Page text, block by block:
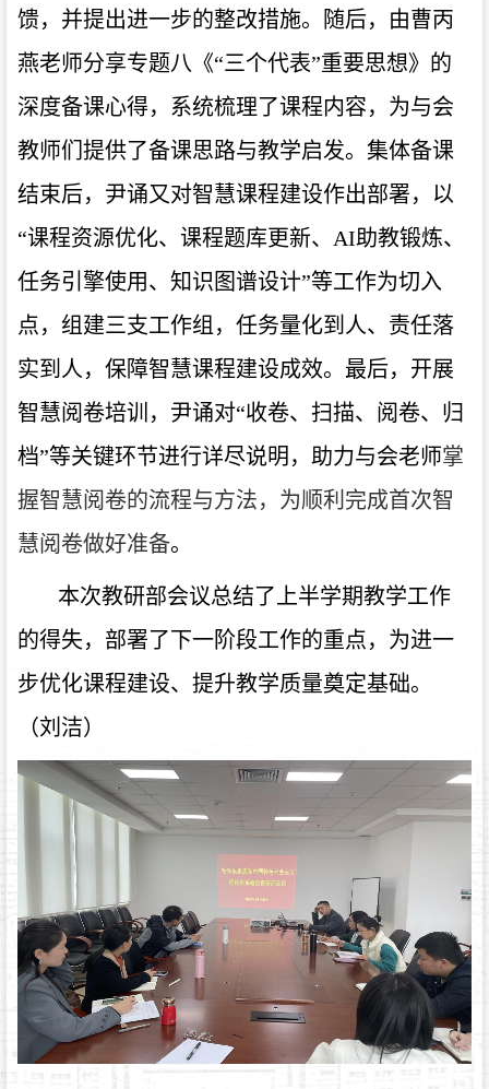
馈，并提出进一步的整改措施。随后，由曹丙
燕老师分享专题八《“三个代表”重要思想》的
深度备课心得，系统梳理了课程内容，为与会
教师们提供了备课思路与教学启发。集体备课
结束后，尹诵又对智慧课程建设作出部署，以
“课程资源优化、课程题库更新、AI助教锻炼、
任务引擎使用、知识图谱设计”等工作为切入
点，组建三支工作组，任务量化到人、责任落
实到人，保障智慧课程建设成效。最后，开展
智慧阅卷培训，尹诵对“收卷、扫描、阅卷、归
档”等关键环节进行详尽说明，助力与会老师掌
握智慧阅卷的流程与方法， 为顺利完成首次智
慧阅卷做好准备。
本次教研部会议总结了上半学期教学工作
的得失，部署了下一阶段工作的重点，为进一
步优化课程建设、提升教学质量奠定基础。
（刘洁）